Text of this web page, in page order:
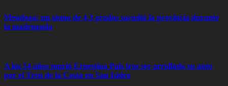
Mendoza: un sismo de 4,3 grados sacudió la provincia durante
la madrugada
A los 54 años murió Ernestina Pais tras ser arrollado su auto
por el Tren de la Costa en San Isidro